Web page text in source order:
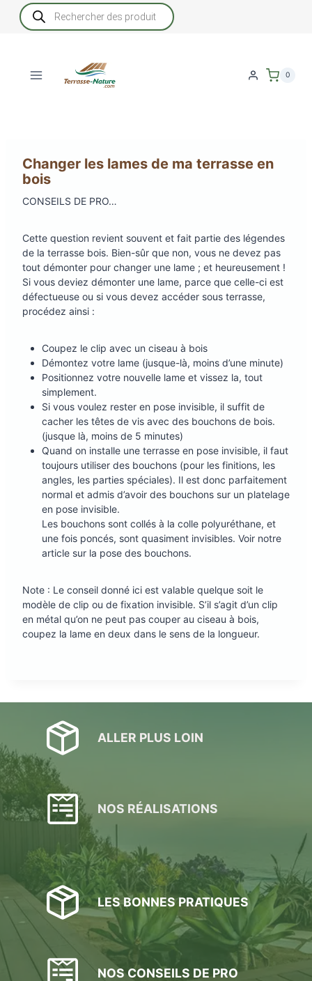
Recherche
de
produits
0
Changer les lames de ma terrasse en
bois
CONSEILS DE PRO…
Cette question revient souvent et fait partie des légendes
de la terrasse bois. Bien-sûr que non, vous ne devez pas
tout démonter pour changer une lame ; et heureusement !
Si vous deviez démonter une lame, parce que celle-ci est
défectueuse ou si vous devez accéder sous terrasse,
procédez ainsi :
Coupez le clip avec un ciseau à bois
Démontez votre lame (jusque-là, moins d’une minute)
Positionnez votre nouvelle lame et vissez la, tout
simplement.
Si vous voulez rester en pose invisible, il suffit de
cacher les têtes de vis avec des bouchons de bois.
(jusque là, moins de 5 minutes)
Quand on installe une terrasse en pose invisible, il faut
toujours utiliser des bouchons (pour les finitions, les
angles, les parties spéciales). Il est donc parfaitement
normal et admis d’avoir des bouchons sur un platelage
en pose invisible.
Les bouchons sont collés à la colle polyuréthane, et
une fois poncés, sont quasiment invisibles. Voir notre
article sur la pose des bouchons.
Note : Le conseil donné ici est valable quelque soit le
modèle de clip ou de fixation invisible. S’il s’agit d’un clip
en métal qu’on ne peut pas couper au ciseau à bois,
coupez la lame en deux dans le sens de la longueur.
ALLER PLUS LOIN
NOS RÉALISATIONS
LES BONNES PRATIQUES
NOS CONSEILS DE PRO